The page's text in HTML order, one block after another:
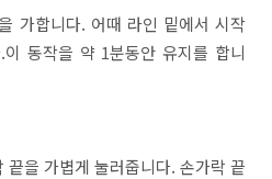
가합니다. 어때 라인 밑에서 시작
동작을 약 1분동안 유지를 합니
끝을 가볍게 눌러줍니다. 손가락 끝